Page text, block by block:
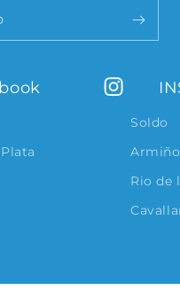
Soldo
Armiño
Rio de